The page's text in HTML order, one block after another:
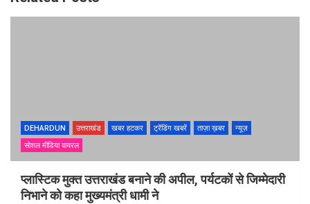
DEHARDUN उत्तराखंड खबर हटकर ट्रेंडिंग खबरें ताज़ा ख़बर
न्यूज़
सोशल मीडिया वायरल
प्लास्टिक मुक्त उत्तराखंड बनाने की अपील, पर्यटकों से जिम्मेदारी
निभाने को कहा मुख्यमंत्री धामी ने